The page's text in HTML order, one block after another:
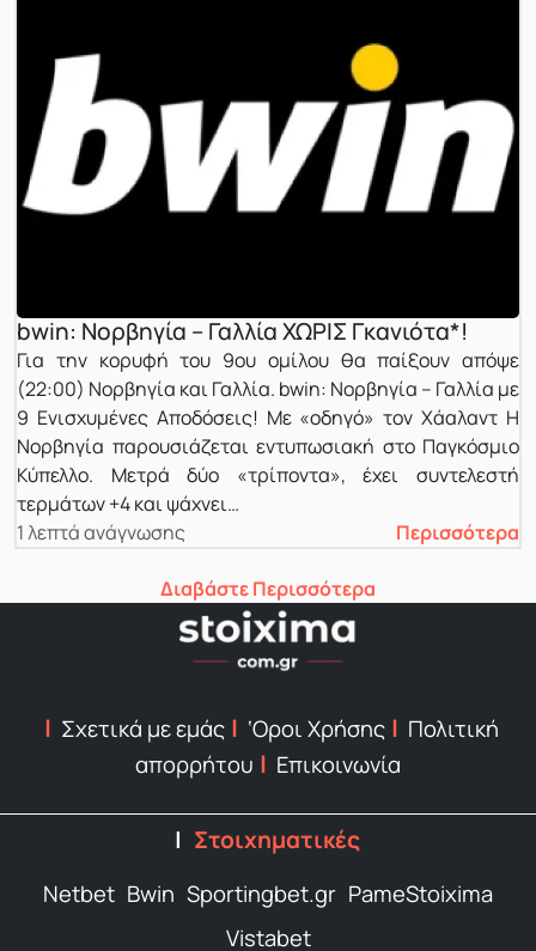
bwin: Νορβηγία – Γαλλία ΧΩΡΙΣ Γκανιότα*!
Για την κορυφή του 9ου ομίλου θα παίξουν απόψε
(22:00) Νορβηγία και Γαλλία. bwin: Νορβηγία – Γαλλία με
9 Ενισχυμένες Αποδόσεις! Με «οδηγό» τον Χάαλαντ Η
Νορβηγία παρουσιάζεται εντυπωσιακή στο Παγκόσμιο
Κύπελλο. Μετρά δύο «τρίποντα», έχει συντελεστή
τερμάτων +4 και ψάχνει…
1 λεπτά ανάγνωσης
Περισσότερα
Διαβάστε Περισσότερα
Σχετικά με εμάς ‘Οροι Χρήσης
Πολιτική
απορρήτου
Επικοινωνία
Στοιχηματικές
Netbet Bwin Sportingbet.gr PameStoixima
Vistabet